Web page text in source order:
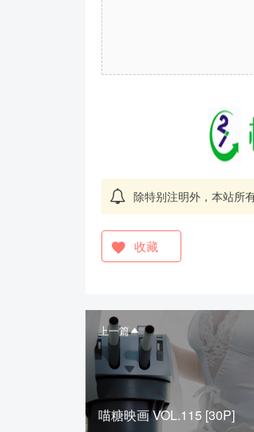
除特别注明外，本站所
收藏
上一篇
喵糖映画 VOL.115 [30P]